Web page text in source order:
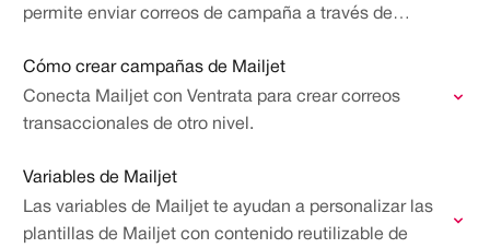
permite enviar correos de campaña a través de
Cómo crear campañas de Mailjet
Conecta Mailjet con Ventrata para crear correos
transaccionales de otro nivel.
Variables de Mailjet
Las variables de Mailjet te ayudan a personalizar las
plantillas de Mailjet con contenido reutilizable de